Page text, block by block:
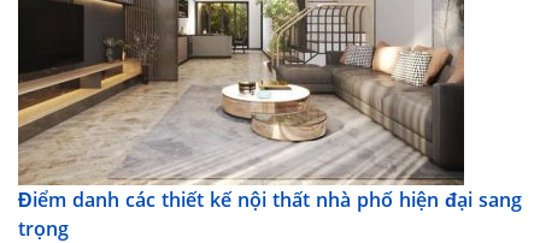
Điểm danh các thiết kế nội thất nhà phố hiện đại sang
trọng